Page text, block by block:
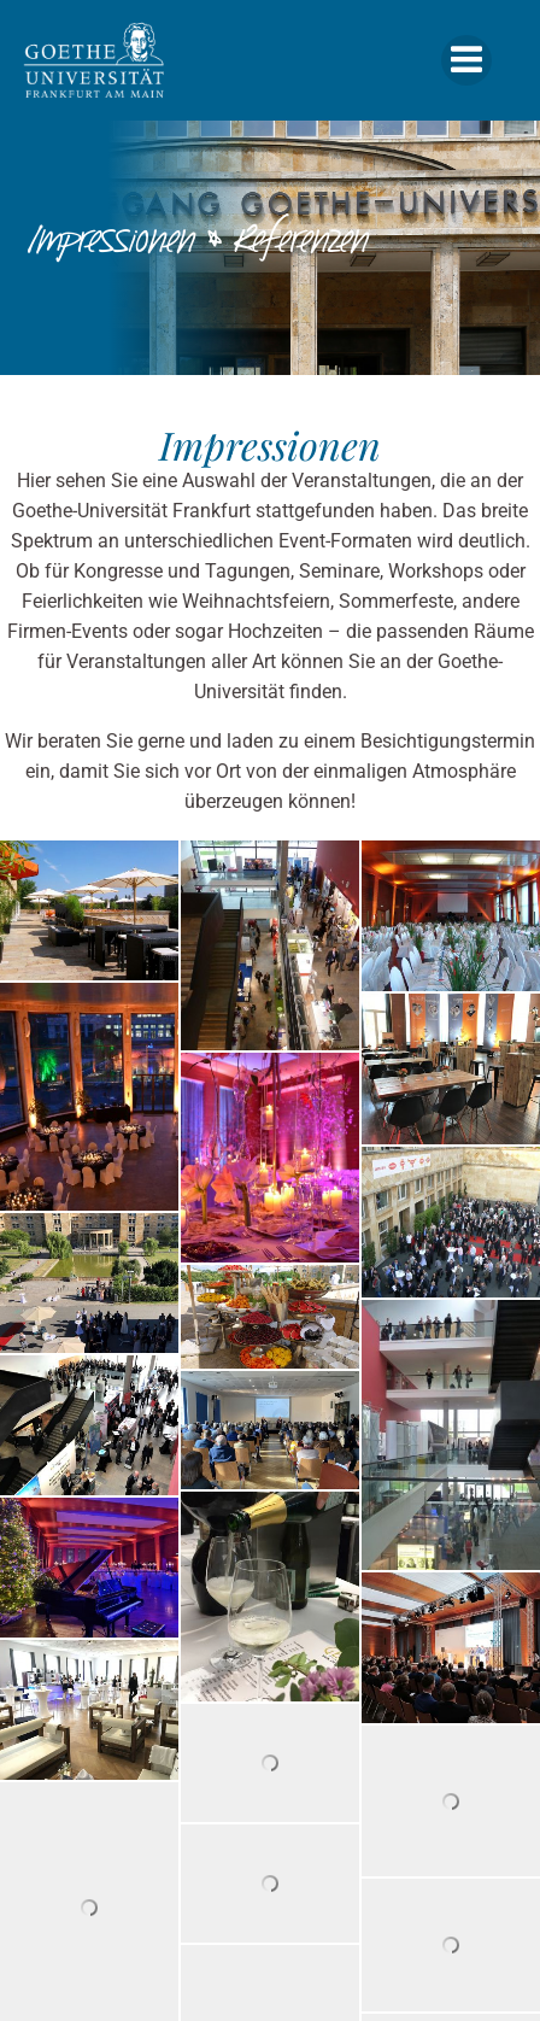
Impressionen & Referenzen
Impressionen
Hier sehen Sie eine Auswahl der Veranstaltungen, die an der
Goethe-Universität Frankfurt stattgefunden haben. Das breite
Spektrum an unterschiedlichen Event-Formaten wird deutlich.
Ob für Kongresse und Tagungen, Seminare, Workshops oder
Feierlichkeiten wie Weihnachtsfeiern, Sommerfeste, andere
Firmen-Events oder sogar Hochzeiten – die passenden Räume
für Veranstaltungen aller Art können Sie an der Goethe-
Universität finden.
Wir beraten Sie gerne und laden zu einem Besichtigungstermin
ein, damit Sie sich vor Ort von der einmaligen Atmosphäre
überzeugen können!